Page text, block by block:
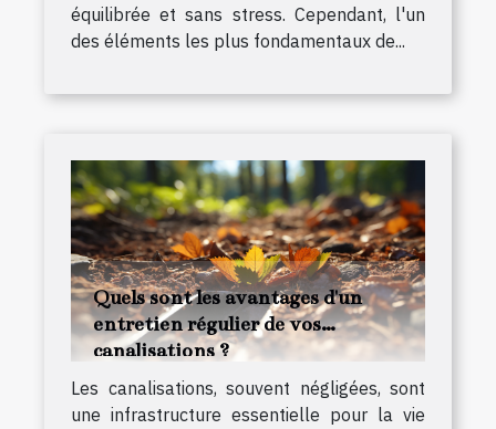
équilibrée et sans stress. Cependant, l'un
des éléments les plus fondamentaux de...
Quels sont les avantages d'un
entretien régulier de vos
canalisations ?
Les canalisations, souvent négligées, sont
une infrastructure essentielle pour la vie